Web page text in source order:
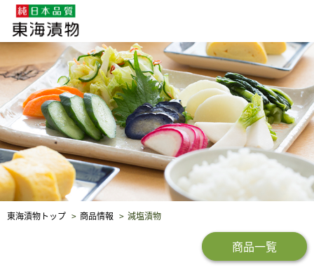
企業・採用情報 社会貢献 品質保証
東海漬物トップ 商品情報 減塩漬物
商品一覧